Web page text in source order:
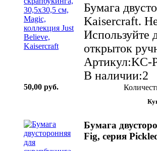
Бумага
Kaisercraft.
Используйте
открыток
Артикул:KC-
В наличии:2
50,00 руб.
Бумага
Fig, серия